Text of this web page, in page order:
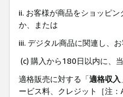
ii. お客様が商品をショッピ
か、または
iii. デジタル商品に関連し、
(c) 購入から180日以内に、
適格販売に対する「適格収入
ービス料、クレジット［注